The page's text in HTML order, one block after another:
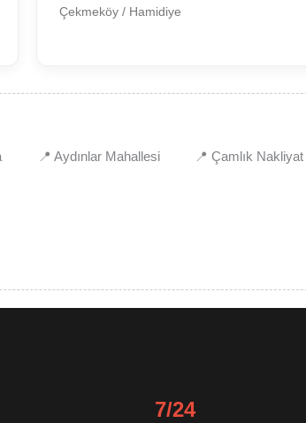
Çekmeköy / Hamidiye
📍 Aydınlar Mahallesi
📍 Çamlık Nakliyat
7/24